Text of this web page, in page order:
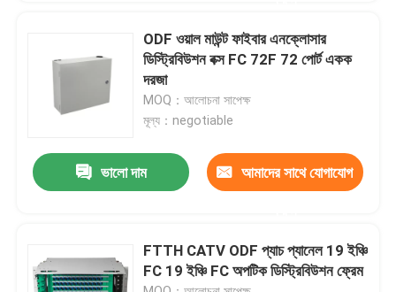
গুণমান নিয়ন্ত্রণ
একটি উদ্ধৃতি অনুরোধ করুন
ফাইবার প্যাচ তারের
ODF ওয়াল মাউন্ট ফাইবার এনক্লোসার
ডিস্ট্রিবিউশন বক্স FC 72F 72 পোর্ট একক
দরজা
MOQ：আলোচনা সাপেক্ষ
মূল্য：negotiable
ভালো দাম আমাদের সাথে যোগাযোগ
FTTH CATV ODF প্যাচ প্যানেল 19 ইঞ্চি
FC 19 ইঞ্চি FC অপটিক ডিস্ট্রিবিউশন ফ্রেম